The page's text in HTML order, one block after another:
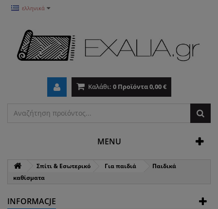
ελληνικά
Καλάθι: 0 Προϊόντα0,00 €
MENU
Σπίτι & Εσωτερικό Για παιδιά
Παιδικά
καθίσματα
INFORMACJE